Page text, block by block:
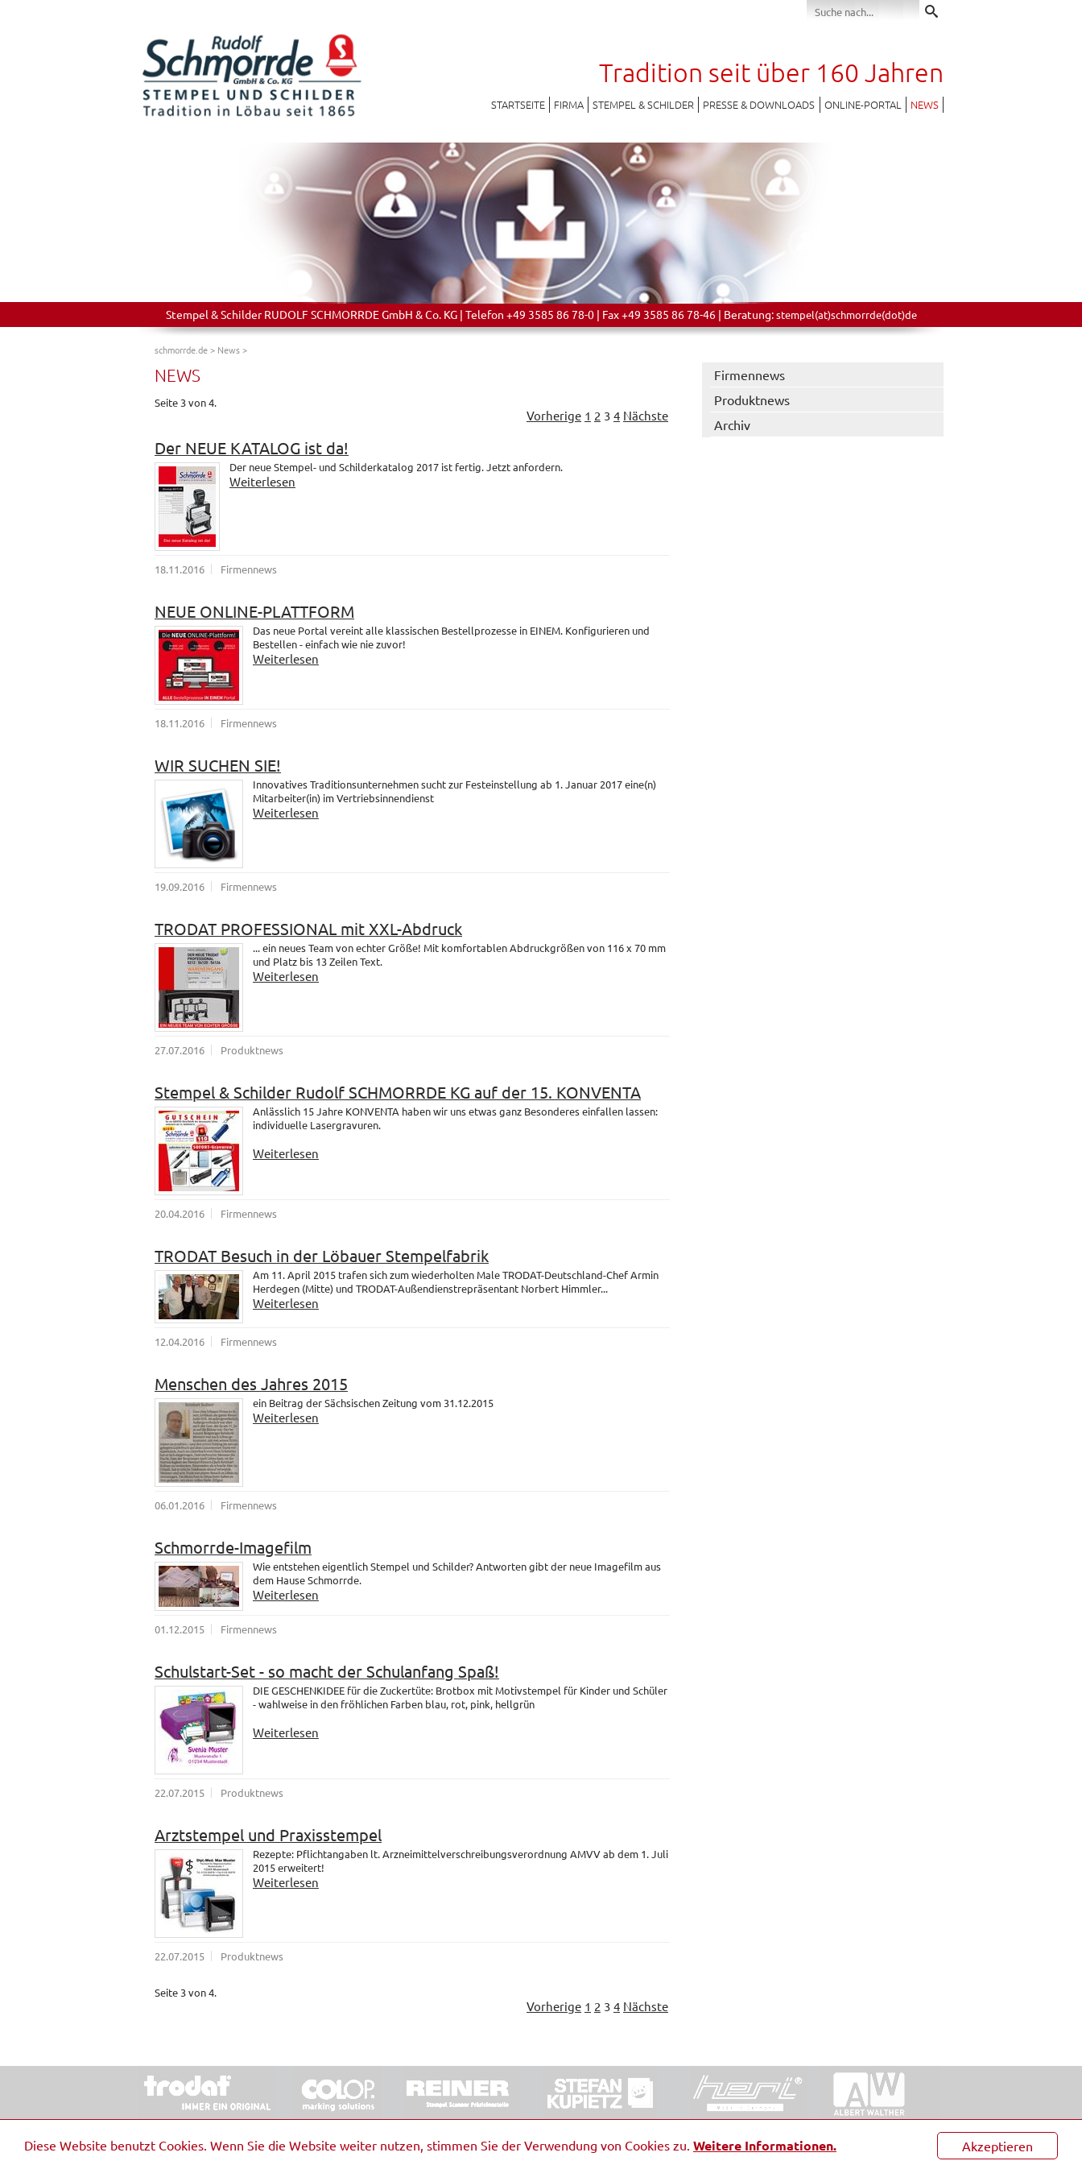
Akzeptieren
Diese Website benutzt Cookies. Wenn Sie die Website weiter nutzen, stimmen Sie der Verwendung von Cookies zu. Weitere Informationen.
Tradition seit über 160 Jahren
STARTSEITE FIRMA STEMPEL & SCHILDER PRESSE & DOWNLOADS ONLINE-PORTAL NEWS
Stempel & Schilder RUDOLF SCHMORRDE GmbH & Co. KG | Telefon +49 3585 86 78-0 | Fax +49 3585 86 78-46 | Beratung:stempel(at)schmorrde(dot)de
schmorrde.de> News>
NEWS
Seite 3 von 4.
Vorherige 1 2 3 4 Nächste
Der NEUE KATALOG ist da!
Der neue Stempel- und Schilderkatalog 2017 ist fertig. Jetzt anfordern.
Weiterlesen
18.11.2016 Firmennews
NEUE ONLINE-PLATTFORM
Das neue Portal vereint alle klassischen Bestellprozesse in EINEM. Konfigurieren und
Bestellen - einfach wie nie zuvor!
Weiterlesen
18.11.2016 Firmennews
WIR SUCHEN SIE!
Innovatives Traditionsunternehmen sucht zur Festeinstellung ab 1. Januar 2017 eine(n)
Mitarbeiter(in) im Vertriebsinnendienst
Weiterlesen
19.09.2016 Firmennews
TRODAT PROFESSIONAL mit XXL-Abdruck
... ein neues Team von echter Größe! Mit komfortablen Abdruckgrößen von 116 x 70 mm
und Platz bis 13 Zeilen Text.
Weiterlesen
27.07.2016 Produktnews
Stempel & Schilder Rudolf SCHMORRDE KG auf der 15. KONVENTA
Anlässlich 15 Jahre KONVENTA haben wir uns etwas ganz Besonderes einfallen lassen:
individuelle Lasergravuren.
Weiterlesen
20.04.2016 Firmennews
TRODAT Besuch in der Löbauer Stempelfabrik
Am 11. April 2015 trafen sich zum wiederholten Male TRODAT-Deutschland-Chef Armin
Herdegen (Mitte) und TRODAT-Außendienstrepräsentant Norbert Himmler...
Weiterlesen
12.04.2016 Firmennews
Menschen des Jahres 2015
ein Beitrag der Sächsischen Zeitung vom 31.12.2015
Weiterlesen
06.01.2016 Firmennews
Schmorrde-Imagefilm
Wie entstehen eigentlich Stempel und Schilder? Antworten gibt der neue Imagefilm aus
dem Hause Schmorrde.
Weiterlesen
01.12.2015 Firmennews
Schulstart-Set - so macht der Schulanfang Spaß!
DIE GESCHENKIDEE für die Zuckertüte: Brotbox mit Motivstempel für Kinder und Schüler
- wahlweise in den fröhlichen Farben blau, rot, pink, hellgrün
Weiterlesen
22.07.2015 Produktnews
Arztstempel und Praxisstempel
Rezepte: Pflichtangaben lt. Arzneimittelverschreibungsverordnung AMVV ab dem 1. Juli
2015 erweitert!
Weiterlesen
22.07.2015 Produktnews
Seite 3 von 4.
Vorherige 1 2 3 4 Nächste
Firmennews
Produktnews
Archiv
© 2026 Stempel & Schilder RUDOLF SCHMORRDE GmbH & Co. KG Impressum Barrierefreiheit Kontakt Datenschutz